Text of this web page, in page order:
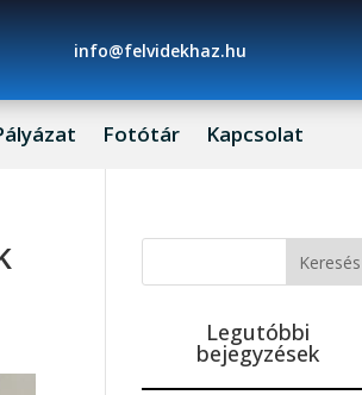
info@felvidekhaz.hu
Fotótár Kapcsolat
Legutóbbi
bejegyzések